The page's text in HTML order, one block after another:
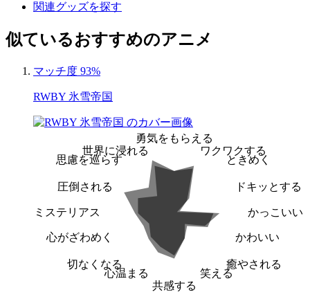
関連グッズを探す
似ているおすすめのアニメ
マッチ度 93%
RWBY 氷雪帝国
勇気をもらえる
ワクワクする
ときめく
ドキッとする
かっこいい
かわいい
癒やされる
笑える
共感する
心温まる
切なくなる
心がざわめく
ミステリアス
圧倒される
思慮を巡らす
世界に浸れる